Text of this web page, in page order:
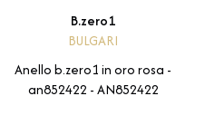
B.zero1
BULGARI
Anello b.zero1 in oro rosa -
an852422 - AN852422